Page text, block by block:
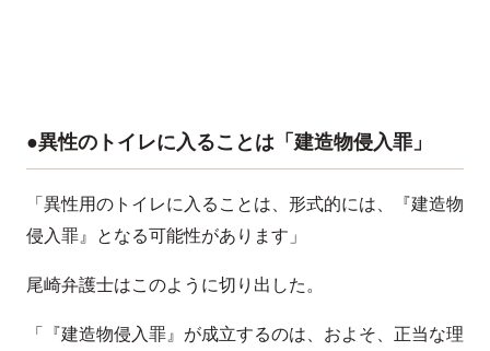
●異性のトイレに入ることは「建造物侵入罪」
「異性用のトイレに入ることは、形式的には、『建造物
侵入罪』となる可能性があります」
尾崎弁護士はこのように切り出した。
「『建造物侵入罪』が成立するのは、およそ、正当な理